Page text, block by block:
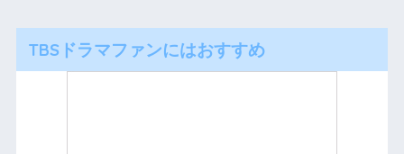
TBSドラマファンにはおすすめ